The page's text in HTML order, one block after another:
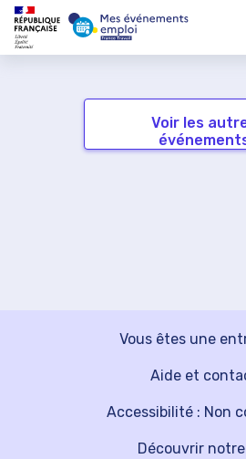
Voir les
Vous êtes une
Découvrir notre
Aide et
Accessibilité : Non